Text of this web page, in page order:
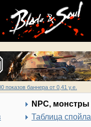
показов баннера от 0,41 у.е.
NPC, монстры
Таблица спойла